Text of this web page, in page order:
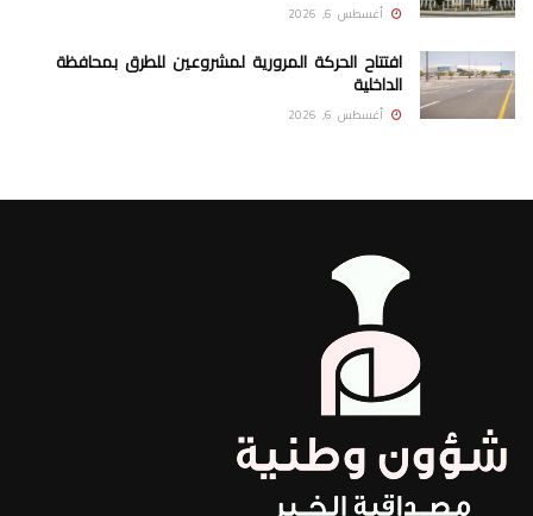
أغسطس 6, 2026
افتتاح الحركة المرورية لمشروعين للطرق بمحافظة
الداخلية
أغسطس 6, 2026